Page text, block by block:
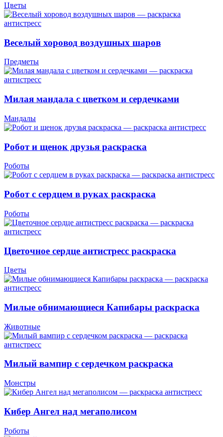
Цветы
Веселый хоровод воздушных шаров
Предметы
Милая мандала с цветком и сердечками
Мандалы
Робот и щенок друзья раскраска
Роботы
Робот с сердцем в руках раскраска
Роботы
Цветочное сердце антистресс раскраска
Цветы
Милые обнимающиеся Капибары раскраска
Животные
Милый вампир с сердечком раскраска
Монстры
Кибер Ангел над мегаполисом
Роботы